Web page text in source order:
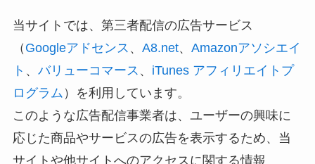
当サイトでは、第三者配信の広告サービス
（ Googleアドセンス 、 A8.net、 Amazonアソシエイ
ト 、 バリューコマース 、 iTunes アフィリエイトプ
ログラム ）を利用しています。
このような広告配信事業者は、ユーザーの興味に
応じた商品やサービスの広告を表示するため、当
サイトや他サイトへのアクセスに関する情報